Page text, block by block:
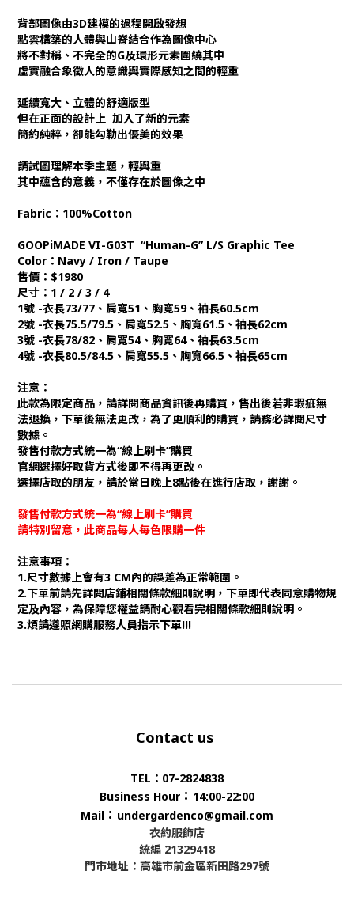
背部圖像由3D建模的過程開啟發想
點雲構築的人體與山脊結合作為圖像中心
將不對稱、不完全的G及環形元素圍繞其中
虛實融合象徵人的意識與實際感知之間的輕重
延續寬大、立體的舒適版型
但在正面的設計上 加入了新的元素
簡約純粹，卻能勾勒出優美的效果
請試圖理解本季主題，輕與重
其中蘊含的意義，不僅存在於圖像之中
Fabric：100%Cotton
GOOPiMADE VI-G03T “Human-G” L/S Graphic Tee
Color：Navy / Iron / Taupe
售價：$1980
尺寸：1 / 2 / 3 / 4
1號 -衣長73/77、肩寬51、胸寬59、袖長60.5cm
2號 -衣長75.5/79.5、肩寬52.5、胸寬61.5、袖長62cm
3號 -衣長78/82、肩寬54、胸寬64、袖長63.5cm
4號 -衣長80.5/84.5、肩寬55.5、胸寬66.5、袖長65cm
注意：
此款為限定商品，請詳閱商品資訊後再購買，售出後若非瑕疵無
法退換，下單後無法更改，為了更順利的購買，請務必詳閱尺寸
數據。
發售付款方式統一為“線上刷卡”購買
官網選擇好取貨方式後即不得再更改。
選擇店取的朋友，請於當日晚上8點後在進行店取，謝謝。
發售付款方式統一為“線上刷卡”購買
請特別留意，此商品每人每色限購一件
注意事項：
1.尺寸數據上會有3 CM內的誤差為正常範圍。
2.下單前請先詳閱店鋪相關條款細則說明，下單即代表同意購物規
定及內容，為保障您權益請耐心觀看完相關條款細則說明。
3.煩請遵照網購服務人員指示下單!!!
Contact us
TEL：07-2824838
Business Hour ： 14:00-22:00
Mail ： undergardenco@gmail.com
衣約服飾店
統編 21329418
門市地址：高雄市前金區新田路297號